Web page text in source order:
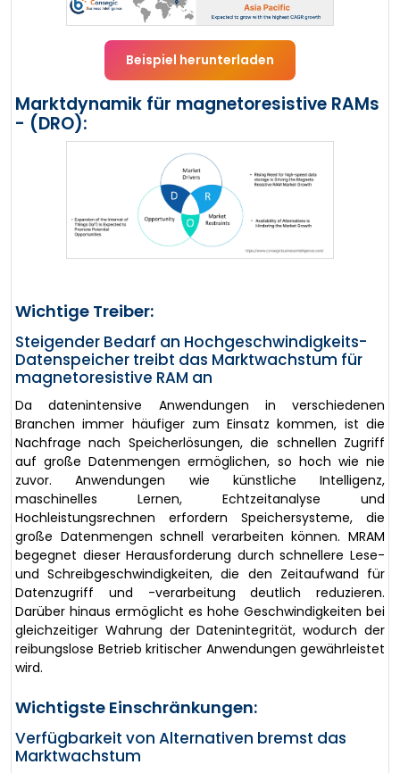
Beispiel herunterladen
Marktdynamik für magnetoresistive RAMs
- (DRO):
Wichtige Treiber:
Steigender Bedarf an Hochgeschwindigkeits-
Datenspeicher treibt das Marktwachstum für
magnetoresistive RAM an
Da datenintensive Anwendungen in verschiedenen
Branchen immer häufiger zum Einsatz kommen, ist die
Nachfrage nach Speicherlösungen, die schnellen Zugriff
auf große Datenmengen ermöglichen, so hoch wie nie
zuvor. Anwendungen wie künstliche Intelligenz,
maschinelles Lernen, Echtzeitanalyse und
Hochleistungsrechnen erfordern Speichersysteme, die
große Datenmengen schnell verarbeiten können. MRAM
begegnet dieser Herausforderung durch schnellere Lese-
und Schreibgeschwindigkeiten, die den Zeitaufwand für
Datenzugriff und -verarbeitung deutlich reduzieren.
Darüber hinaus ermöglicht es hohe Geschwindigkeiten bei
gleichzeitiger Wahrung der Datenintegrität, wodurch der
reibungslose Betrieb kritischer Anwendungen gewährleistet
wird.
Wichtigste Einschränkungen:
Verfügbarkeit von Alternativen bremst das
Marktwachstum